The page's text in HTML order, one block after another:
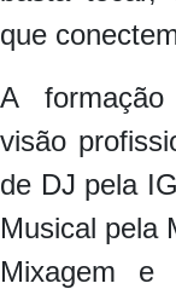
que
A
visão
de DJ pela
Musical pela
Mixagem e